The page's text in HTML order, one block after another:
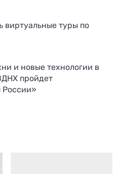
виртуальные туры по
и новые технологии в
пройдет
России»